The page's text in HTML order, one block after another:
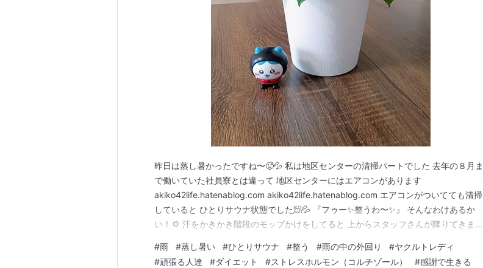
昨日は蒸し暑かったですね〜🥵💦 私は地区センターの清掃パートでした 去年の８月ま
で働いていた社員寮とは違って 地区センターにはエアコンがあります
akiko42life.hatenablog.com akiko42life.hatenablog.com エアコンがついてても清掃
していると ひとりサウナ状態でした🧖💦 『フゥー✨整うわ〜✨』 そんなわけあるか
い！💢 汗をかきかき階段のモップかけをしてると 上からスタッフさんが降りてきまし
疲れ様です』 スタッフさん 『お疲れ様です』 チャッピー（AI）に描いてもらいま…
#雨 #蒸し暑い #ひとりサウナ #整う #雨の中の外回り #ヤクルトレディ
#頑張る人達 #ダイエット #ストレスホルモン（コルチゾール） #感謝で生きる